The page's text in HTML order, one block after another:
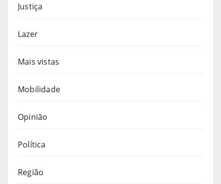
Justiça
Lazer
Mais vistas
Mobilidade
Opinião
Política
Região